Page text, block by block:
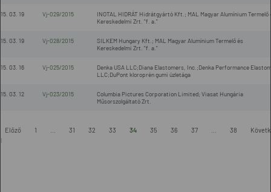
03. 19 Vj-029/2015
INOTAL HIDRÁT Hidrátgyártó Kft.; MAL Magyar Alumínium Termelő
Kereskedelmi Zrt. "f. a."
03. 19 Vj-028/2015
SILKEM Hungary Kft.; MAL Magyar Alumínium Termelő és
Kereskedelmi Zrt. "f. a."
03. 16 Vj-025/2015
Denka USA LLC;Diana Elastomers, Inc.;Denka Performance
LLC;DuPont kloroprén gumi üzletága
03. 12 Vj-023/2015
Columbia Pictures Corporation Limited; Viasat Hungária
Műsorszolgáltató Zrt.
Előző 1 31 32 33 34 35 36 37 38